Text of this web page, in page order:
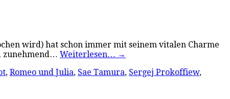
wird) hat schon immer mit seinem vitalen Charme
zunehmend… Weiterlesen… →
, Romeo und Julia, Sae Tamura, Sergej Prokoffiew,